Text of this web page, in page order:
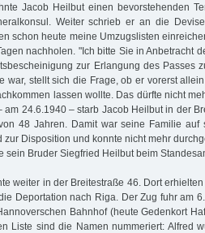
Jacob Heilbut einen bevorstehenden
Weiter schrieb er an die
schon heute meine Umzugslisten
nachholen. "Ich bitte Sie in Anbetracht
zur Erlangung des Passes
war, stellt sich die Frage, ob er vorerst
lassen wollte. Das dürfte nicht
am 24.6.1940 – starb Jacob Heilbut in der
48 Jahren. Damit war seine Familie
zur Disposition und konnte nicht mehr
sein Bruder Siegfried Heilbut beim
weiter in der Breitestraße 46. Dort
Deportation nach Riga. Der Zug fuhr am
Bahnhof (heute Gedenkort
Liste sind die Namen nummeriert: Alfred